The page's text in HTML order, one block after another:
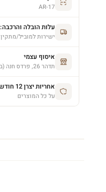
AR-17
עלות הובלה והרכבה:
ישירות למוביל/מתקין
איסוף עצמי
תדהר 26, פרדס חנה (בתיאום מראש)
אחריות יצרן 12 חודשים
על כל המוצרים